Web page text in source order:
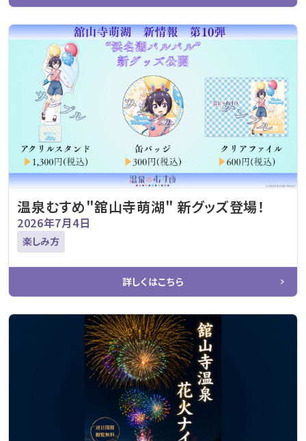
温泉むすめ"舘山寺萌湖" 新グッズ登場！
2026年7月4日
楽しみ方
詳しくはこちら